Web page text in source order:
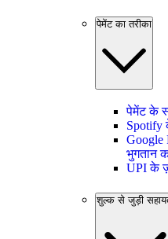
पेमेंट का तरीका
पेमेंट के
Spotify
Google
भुगतान
UPI के
शुल्क से जुड़ी